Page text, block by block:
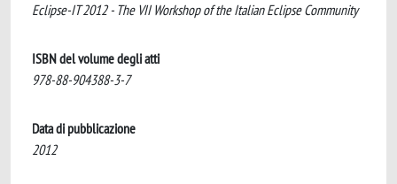
Eclipse-IT 2012 - The VII Workshop of the Italian Eclipse Community
ISBN del volume degli atti
978-88-904388-3-7
Data di pubblicazione
2012